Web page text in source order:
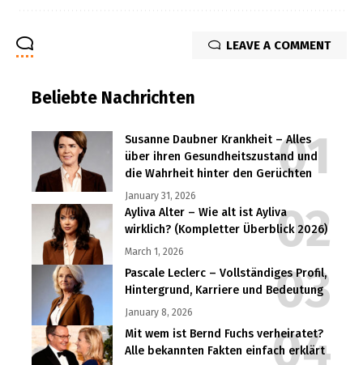
LEAVE A COMMENT
Beliebte Nachrichten
Susanne Daubner Krankheit – Alles
über ihren Gesundheitszustand und
die Wahrheit hinter den Gerüchten
January 31, 2026
Ayliva Alter – Wie alt ist Ayliva
wirklich? (Kompletter Überblick 2026)
March 1, 2026
Pascale Leclerc – Vollständiges Profil,
Hintergrund, Karriere und Bedeutung
January 8, 2026
Mit wem ist Bernd Fuchs verheiratet?
Alle bekannten Fakten einfach erklärt